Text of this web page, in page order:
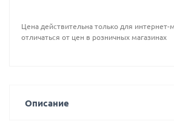
Цена действительна только для интернет-
отличаться от цен в розничных магазинах
Описание